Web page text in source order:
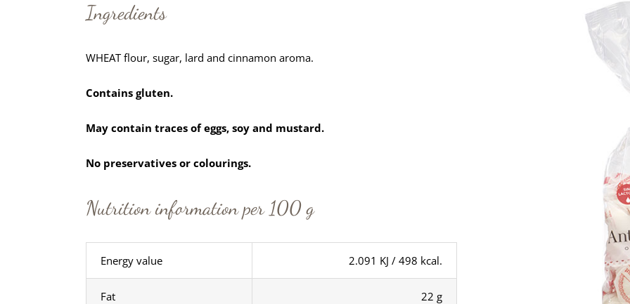
Ingredients
WHEAT flour, sugar, lard and cinnamon aroma.
Contains gluten.
May contain traces of eggs, soy and mustard.
No preservatives or colourings.
Nutrition information per 100 g
Energy value 2.091 KJ / 498 kcal.
Fat 22 g